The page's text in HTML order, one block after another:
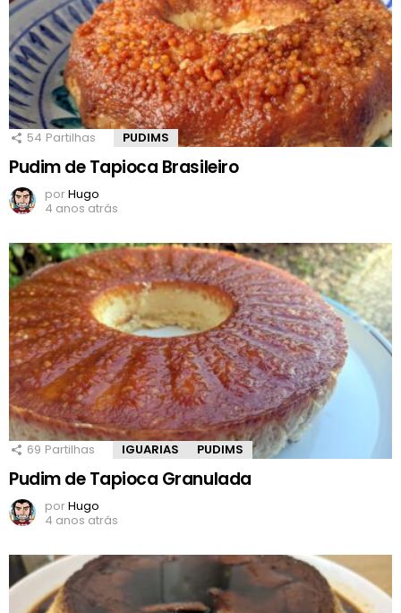
54 Partilhas PUDIMS
Pudim de Tapioca Brasileiro
porHugo
4 anos atrás
69 Partilhas IGUARIAS PUDIMS
Pudim de Tapioca Granulada
porHugo
4 anos atrás